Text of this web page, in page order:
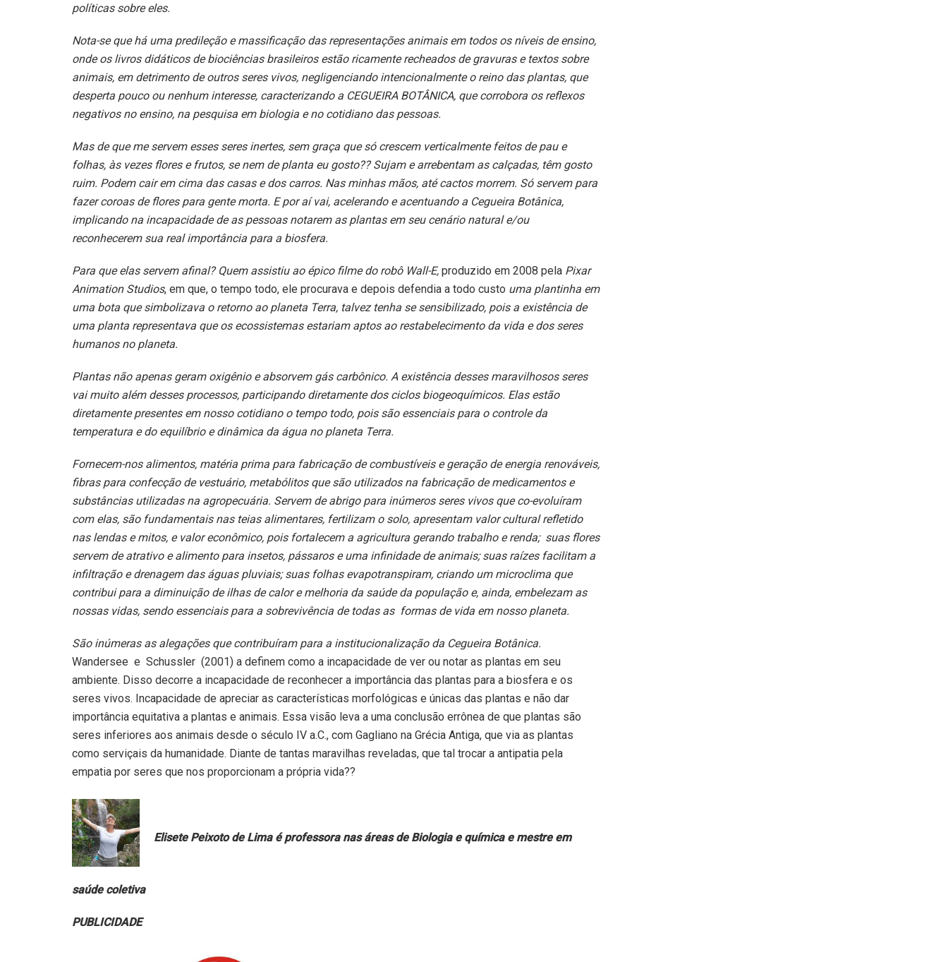
políticas sobre eles.
Nota-se que há uma predileção e massificação das representações animais em todos os níveis de ensino,
onde os livros didáticos de biociências brasileiros estão ricamente recheados de gravuras e textos sobre
animais, em detrimento de outros seres vivos, negligenciando intencionalmente o reino das plantas, que
desperta pouco ou nenhum interesse, caracterizando a CEGUEIRA BOTÂNICA, que corrobora os reflexos
negativos no ensino, na pesquisa em biologia e no cotidiano das pessoas.
Mas de que me servem esses seres inertes, sem graça que só crescem verticalmente feitos de pau e
folhas, às vezes flores e frutos, se nem de planta eu gosto?? Sujam e arrebentam as calçadas, têm gosto
ruim. Podem cair em cima das casas e dos carros. Nas minhas mãos, até cactos morrem. Só servem para
fazer coroas de flores para gente morta. E por aí vai, acelerando e acentuando a Cegueira Botânica,
implicando na incapacidade de as pessoas notarem as plantas em seu cenário natural e/ou
reconhecerem sua real importância para a biosfera.
Para que elas servem afinal? Quem assistiu ao épico filme do robô Wall-E, produzido em 2008 pela Pixar
Animation Studios, em que, o tempo todo, ele procurava e depois defendia a todo custo uma plantinha em
uma bota que simbolizava o retorno ao planeta Terra, talvez tenha se sensibilizado, pois a existência de
uma planta representava que os ecossistemas estariam aptos ao restabelecimento da vida e dos seres
humanos no planeta.
Plantas não apenas geram oxigênio e absorvem gás carbônico. A existência desses maravilhosos seres
vai muito além desses processos, participando diretamente dos ciclos biogeoquímicos. Elas estão
diretamente presentes em nosso cotidiano o tempo todo, pois são essenciais para o controle da
temperatura e do equilíbrio e dinâmica da água no planeta Terra.
Fornecem-nos alimentos, matéria prima para fabricação de combustíveis e geração de energia renováveis,
fibras para confecção de vestuário, metabólitos que são utilizados na fabricação de medicamentos e
substâncias utilizadas na agropecuária. Servem de abrigo para inúmeros seres vivos que co-evoluíram
com elas, são fundamentais nas teias alimentares, fertilizam o solo, apresentam valor cultural refletido
nas lendas e mitos, e valor econômico, pois fortalecem a agricultura gerando trabalho e renda; suas flores
servem de atrativo e alimento para insetos, pássaros e uma infinidade de animais; suas raízes facilitam a
infiltração e drenagem das águas pluviais; suas folhas evapotranspiram, criando um microclima que
contribui para a diminuição de ilhas de calor e melhoria da saúde da população e, ainda, embelezam as
nossas vidas, sendo essenciais para a sobrevivência de todas as formas de vida em nosso planeta.
São inúmeras as alegações que contribuíram para a institucionalização da Cegueira Botânica.
Wandersee e Schussler (2001) a definem como a incapacidade de ver ou notar as plantas em seu
ambiente. Disso decorre a incapacidade de reconhecer a importância das plantas para a biosfera e os
seres vivos. Incapacidade de apreciar as características morfológicas e únicas das plantas e não dar
importância equitativa a plantas e animais. Essa visão leva a uma conclusão errônea de que plantas são
seres inferiores aos animais desde o século IV a.C., com Gagliano na Grécia Antiga, que via as plantas
como serviçais da humanidade. Diante de tantas maravilhas reveladas, que tal trocar a antipatia pela
empatia por seres que nos proporcionam a própria vida??
Elisete Peixoto de Lima é professora nas áreas de Biologia e química e mestre em
saúde coletiva
PUBLICIDADE